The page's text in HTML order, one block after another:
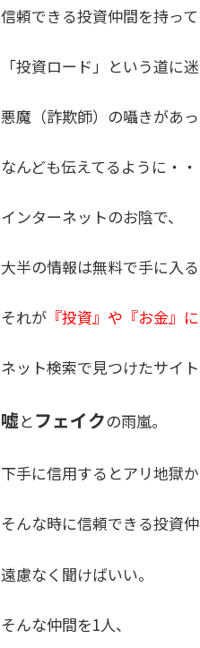
信頼できる投資仲間を持っ
「投資ロード」という道に迷
悪魔（詐欺師）の囁きがあ
なんども伝えてるように・・
インターネットのお陰で、
大半の情報は無料で手に入る
それが 『投資』や『お金』
ネット検索で見つけたサイト
嘘とフェイクの雨嵐。
下手に信用するとアリ地獄
そんな時に信頼できる投資仲
遠慮なく聞けばいい。
そんな仲間を1人、